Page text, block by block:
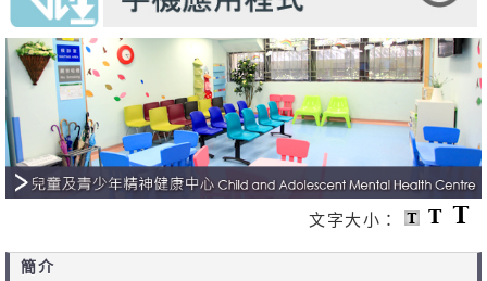
關於我們
聯絡我們
免責聲明
無障礙聲明
文字大小：
簡介